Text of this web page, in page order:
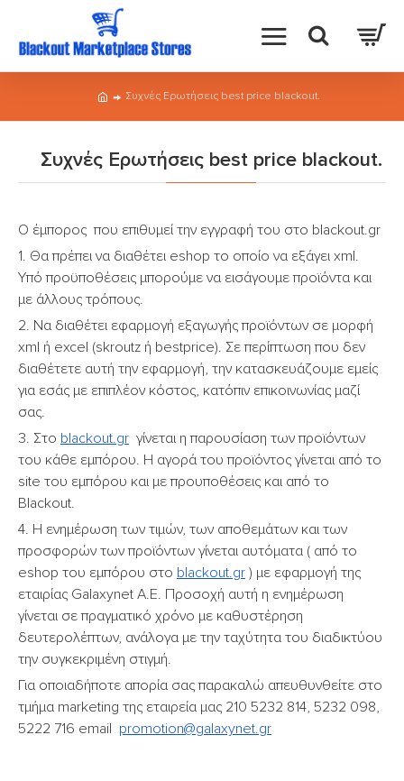
Συχνές Ερωτήσεις best price blackout.
Συχνές Ερωτήσεις best price blackout.
Ο έμπορος που επιθυμεί την εγγραφή του στο blackout.gr
1. Θα πρέπει να διαθέτει eshop το οποίο να εξάγει xml.
Υπό προϋποθέσεις μπορούμε να εισάγουμε προϊόντα και
με άλλους τρόπους.
2. Να διαθέτει εφαρμογή εξαγωγής προϊόντων σε μορφή
xml ή excel (skroutz ή bestprice). Σε περίπτωση που δεν
διαθέτετε αυτή την εφαρμογή, την κατασκευάζουμε εμείς
για εσάς με επιπλέον κόστος, κατόπιν επικοινωνίας μαζί
σας.
3. Στο blackout.gr γίνεται η παρουσίαση των προϊόντων
του κάθε εμπόρου. H αγορά του προϊόντος γίνεται από το
site του εμπόρου και με προυποθέσεις και από το
Blackout.
4. Η ενημέρωση των τιμών, των αποθεμάτων και των
προσφορών των προϊόντων γίνεται αυτόματα ( από το
eshop του εμπόρου στο blackout.gr ) με εφαρμογή της
εταιρίας Galaxynet A.E. Προσοχή αυτή η ενημέρωση
γίνεται σε πραγματικό χρόνο με καθυστέρηση
δευτερολέπτων, ανάλογα με την ταχύτητα του διαδικτύου
την συγκεκριμένη στιγμή.
Για οποιαδήποτε απορία σας παρακαλώ απευθυνθείτε στο
τμήμα marketing της εταιρεία μας 210 5232 814, 5232 098,
5222 716 email promotion@galaxynet.gr